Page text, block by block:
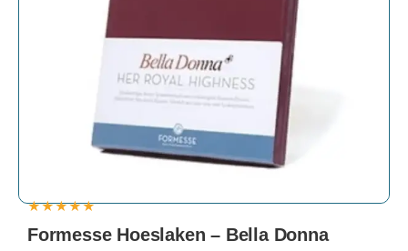
★★★★★
Formesse Hoeslaken – Bella Donna